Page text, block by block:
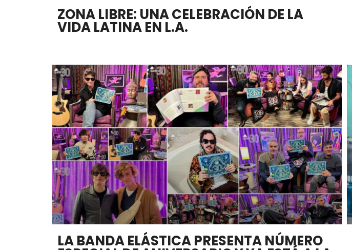
ZONA LIBRE: UNA CELEBRACIÓN DE LA
VIDA LATINA EN L.A.
LA BANDA ELÁSTICA PRESENTA NÚMERO